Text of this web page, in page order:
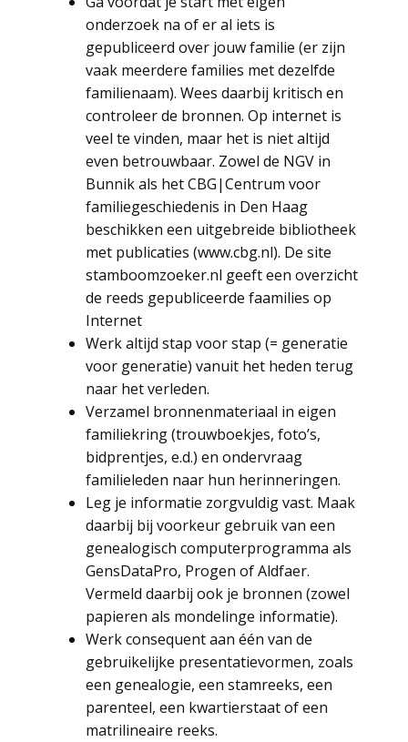
onderzoek na of er al iets is
gepubliceerd over jouw familie (er zijn
vaak meerdere families met dezelfde
familienaam). Wees daarbij kritisch en
controleer de bronnen. Op internet is
veel te vinden, maar het is niet altijd
even betrouwbaar. Zowel de NGV in
Bunnik als het CBG|Centrum voor
familiegeschiedenis in Den Haag
beschikken een uitgebreide bibliotheek
met publicaties (www.cbg.nl). De site
stamboomzoeker.nl geeft een overzicht
de reeds gepubliceerde faamilies op
Internet
Werk altijd stap voor stap (= generatie
voor generatie) vanuit het heden terug
naar het verleden.
Verzamel bronnenmateriaal in eigen
familiekring (trouwboekjes, foto’s,
bidprentjes, e.d.) en ondervraag
familieleden naar hun herinneringen.
Leg je informatie zorgvuldig vast. Maak
daarbij bij voorkeur gebruik van een
genealogisch computerprogramma als
GensDataPro, Progen of Aldfaer.
Vermeld daarbij ook je bronnen (zowel
papieren als mondelinge informatie).
Werk consequent aan één van de
gebruikelijke presentatievormen, zoals
een genealogie, een stamreeks, een
parenteel, een kwartierstaat of een
matrilineaire reeks.